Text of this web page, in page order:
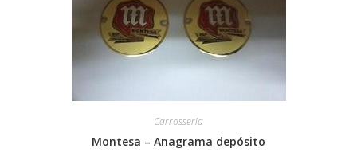
Carrosseria
Montesa – Anagrama depósito